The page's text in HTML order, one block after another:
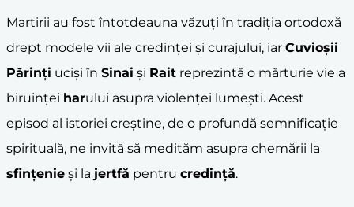
Martirii au fost întotdeauna văzuți în tradiția ortodoxă
drept modele vii ale credinței și curajului, iar Cuvioșii
Părinți uciși în Sinai și Rait reprezintă o mărturie vie a
biruinței harului asupra violenței lumești. Acest
episod al istoriei creștine, de o profundă semnificație
spirituală, ne invită să medităm asupra chemării la
sfințenie și la jertfă pentru credință.